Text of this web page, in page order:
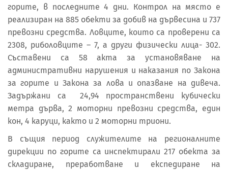
горите, в последните 4 дни. Контрол на място е
реализиран на 885 обекти за добив на дървесина и 737
превозни средства. Ловците, които са проверени са
2308, риболовците – 7, а други физически лица- 302.
Съставени са 58 акта за установяване на
административни нарушения и наказания по Закона
за горите и Закона за лова и опазване на дивеча.
Задържани са 24,94 пространствени кубически
метра дърва, 2 моторни превозни средства, един
кон, 4 каруци, както и 2 моторни триони.
В същия период служителите на регионалните
дирекции по горите са инспектирали 217 обекта за
складиране, преработване и експедиране на